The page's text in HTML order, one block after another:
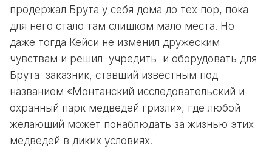
продержал Брута у себя дома до тех пор, пока
для него стало там слишком мало места. Но
даже тогда Кейси не изменил дружеским
чувствам и решил учредить и оборудовать для
Брута заказник, ставший известным под
названием «Монтанский исследовательский и
охранный парк медведей гризли», где любой
желающий может понаблюдать за жизнью этих
медведей в диких условиях.